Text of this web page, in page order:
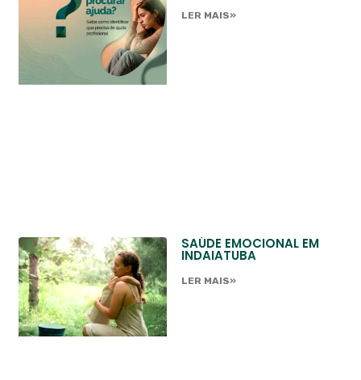
LER MAIS»
SAÚDE EMOCIONAL EM
INDAIATUBA
LER MAIS»